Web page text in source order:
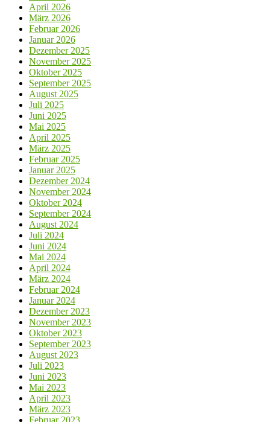
April 2026
März 2026
Februar 2026
Januar 2026
Dezember 2025
November 2025
Oktober 2025
September 2025
August 2025
Juli 2025
Juni 2025
Mai 2025
April 2025
März 2025
Februar 2025
Januar 2025
Dezember 2024
November 2024
Oktober 2024
September 2024
August 2024
Juli 2024
Juni 2024
Mai 2024
April 2024
März 2024
Februar 2024
Januar 2024
Dezember 2023
November 2023
Oktober 2023
September 2023
August 2023
Juli 2023
Juni 2023
Mai 2023
April 2023
März 2023
Februar 2023